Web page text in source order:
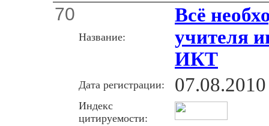
70
Название:
Всё
учителя
ИКТ
Дата регистрации: 07.08.2010
Индекс
цитируемости: